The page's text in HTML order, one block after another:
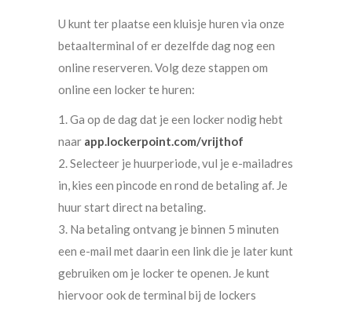
U kunt ter plaatse een kluisje huren via onze
betaalterminal of er dezelfde dag nog een
online reserveren. Volg deze stappen om
online een locker te huren:
1. Ga op de dag dat je een locker nodig hebt
naar app.lockerpoint.com/vrijthof
2. Selecteer je huurperiode, vul je e-mailadres
in, kies een pincode en rond de betaling af. Je
huur start direct na betaling.
3. Na betaling ontvang je binnen 5 minuten
een e-mail met daarin een link die je later kunt
gebruiken om je locker te openen. Je kunt
hiervoor ook de terminal bij de lockers